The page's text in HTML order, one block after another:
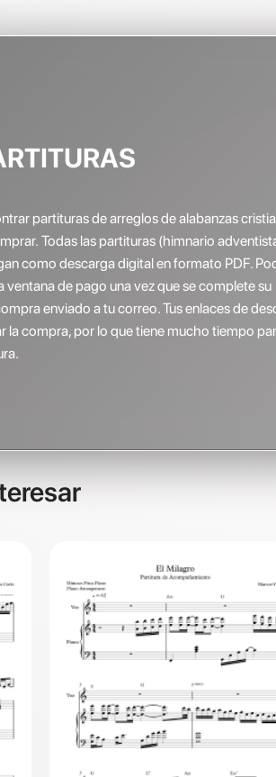
partituras de arreglos de alabanzas
Todas las partituras (himnario
como descarga digital en formato PDF.
de pago una vez que se complete su
enviado a tu correo. Tus enlaces de
la compra, por lo que tiene mucho tiempo